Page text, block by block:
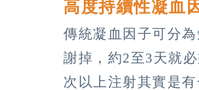
高度持續性凝血
傳統凝血因子可分
謝掉，約2至3天就
次以上注射其實是有